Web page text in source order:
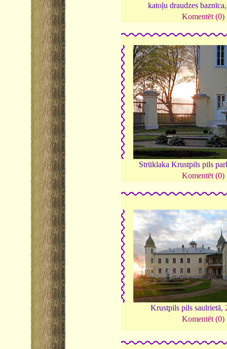
katoļu draudzes
Komentēt (0)
Strūklaka Krustpils pils
Komentēt (0)
Krustpils pils saulrietā,
Komentēt (0)